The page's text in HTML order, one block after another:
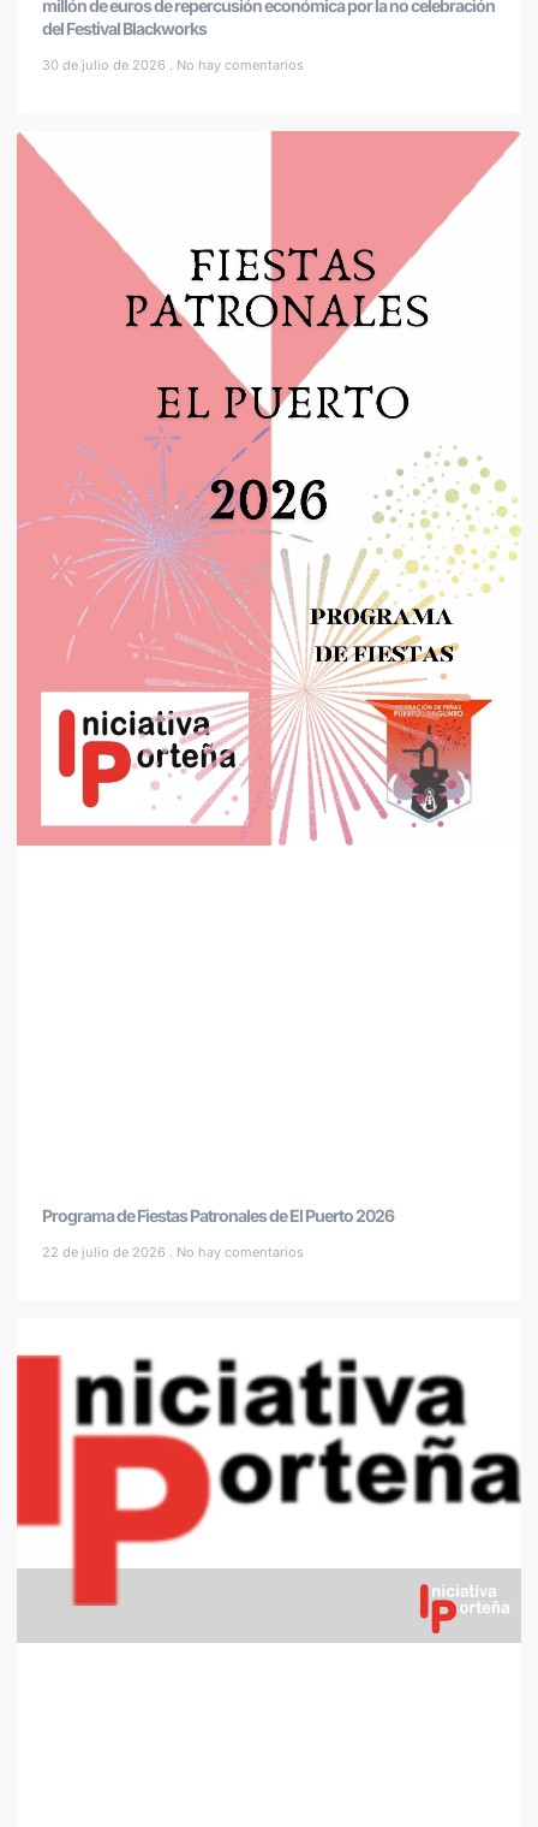
millón de euros de repercusión económica por la no celebración
del Festival Blackworks
30 de julio de 2026 No hay comentarios
Programa de Fiestas Patronales de El Puerto 2026
22 de julio de 2026 No hay comentarios